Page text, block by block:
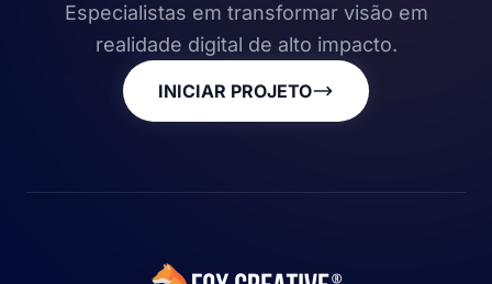
Especialistas em transformar visão em
realidade digital de alto impacto.
INICIAR PROJETO